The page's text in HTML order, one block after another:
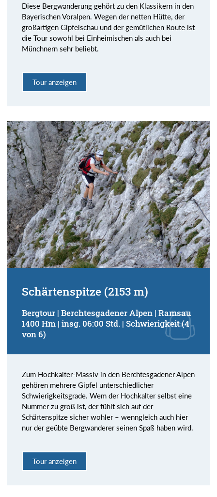
Diese Bergwanderung gehört zu den Klassikern in den
Bayerischen Voralpen. Wegen der netten Hütte, der
großartigen Gipfelschau und der gemütlichen Route ist
die Tour sowohl bei Einheimischen als auch bei
Münchnern sehr beliebt.
Tour anzeigen
Schärtenspitze (2153 m)
Bergtour | Berchtesgadener Alpen | Ramsau
1400 Hm | insg. 06:00 Std. | Schwierigkeit (4
von 6)
Zum Hochkalter-Massiv in den Berchtesgadener Alpen
gehören mehrere Gipfel unterschiedlicher
Schwierigkeitsgrade. Wem der Hochkalter selbst eine
Nummer zu groß ist, der fühlt sich auf der
Schärtenspitze sicher wohler – wenngleich auch hier
nur der geübte Bergwanderer seinen Spaß haben wird.
Tour anzeigen